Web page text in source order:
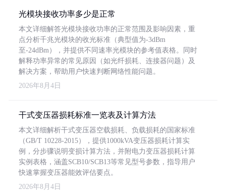
光模块接收功率多少是正常
本文详细解答光模块接收功率的正常范围及影响因素，重
点分析千兆光模块的收光标准（典型值为-3dBm
至-24dBm），并提供不同速率光模块的参考值表格。同时
解释功率异常的常见原因（如光纤损耗、连接器问题）及
解决方案，帮助用户快速判断网络性能问题。
2026年8月4日
干式变压器损耗标准一览表及计算方法
本文详细解析干式变压器空载损耗、负载损耗的国家标准
（GB/T 10228-2015），提供1000kVA变压器损耗计算实
例，分步骤说明变损计算方法，并附电力变压器损耗计算
实例表格，涵盖SCB10/SCB13等常见型号参数，指导用户
快速掌握变压器能效评估要点。
2026年8月4日